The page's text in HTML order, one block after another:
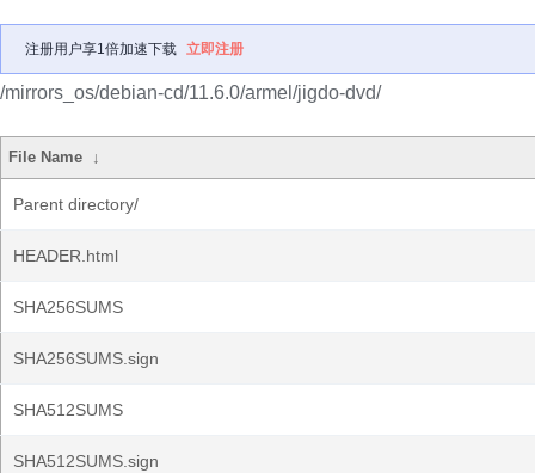
注册用户享1倍加速下载 立即注册
/mirrors_os/debian-cd/11.6.0/armel/jigdo-dvd/
File Name ↓
Parent directory/
HEADER.html
SHA256SUMS
SHA256SUMS.sign
SHA512SUMS
SHA512SUMS.sign